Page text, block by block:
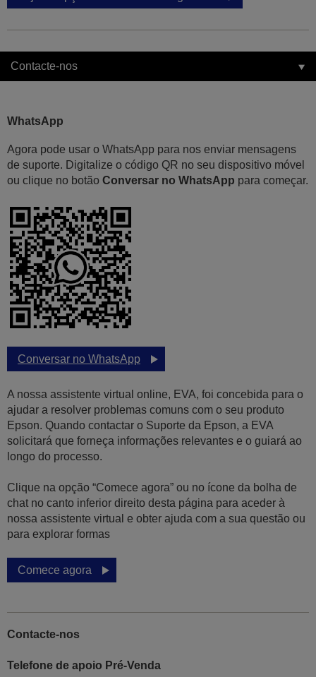
Contacte-nos
WhatsApp
Agora pode usar o WhatsApp para nos enviar mensagens
de suporte. Digitalize o código QR no seu dispositivo móvel
ou clique no botão Conversar no WhatsApp para começar.
Conversar no WhatsApp
A nossa assistente virtual online, EVA, foi concebida para o
ajudar a resolver problemas comuns com o seu produto
Epson. Quando contactar o Suporte da Epson, a EVA
solicitará que forneça informações relevantes e o guiará ao
longo do processo.
Clique na opção “Comece agora” ou no ícone da bolha de
chat no canto inferior direito desta página para aceder à
nossa assistente virtual e obter ajuda com a sua questão ou
para explorar formas
Comece agora
Contacte-nos
Telefone de apoio Pré-Venda